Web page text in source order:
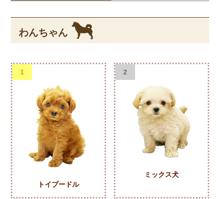
わんちゃん
1
トイプードル
2
ミックス犬